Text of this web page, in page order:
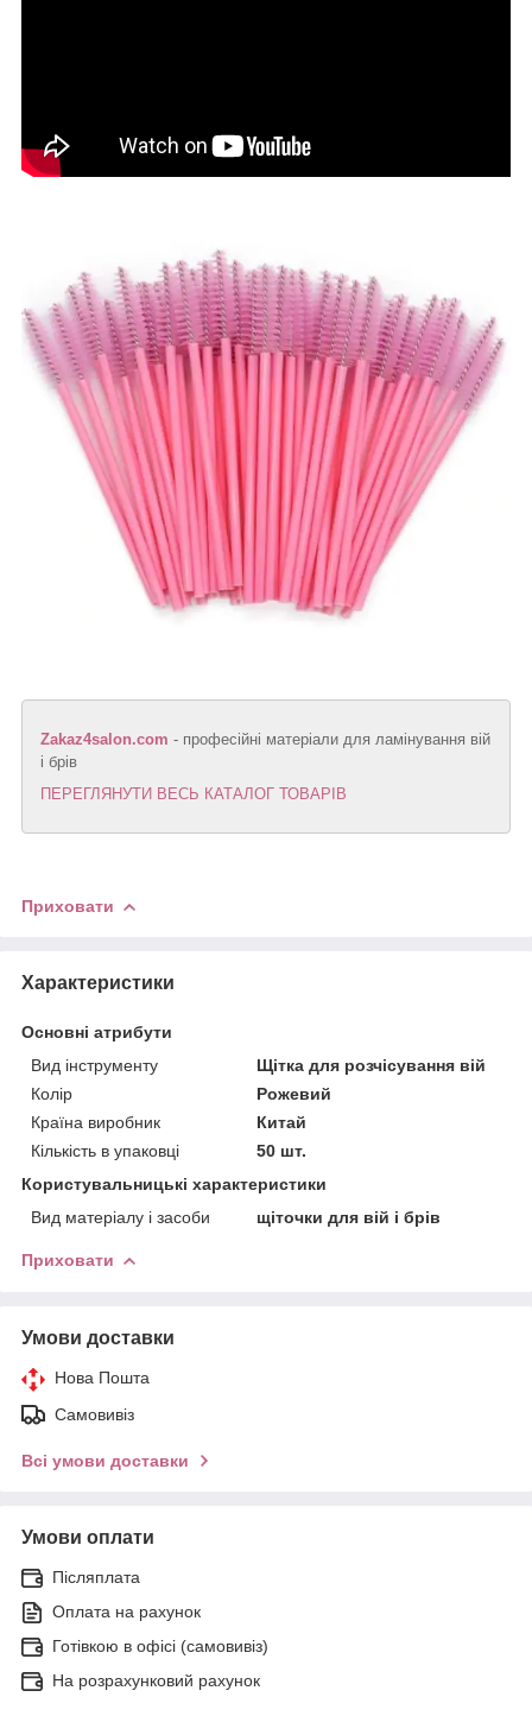
Zakaz4salon.com - професійні матеріали для ламінування вій
і брів
ПЕРЕГЛЯНУТИ ВЕСЬ КАТАЛОГ ТОВАРІВ
Приховати
Характеристики
Основні атрибути
Вид інструменту
Щітка для розчісування вій
Колір
Рожевий
Країна виробник
Китай
Кількість в упаковці
50 шт.
Користувальницькі характеристики
Вид матеріалу і засоби
щіточки для вій і брів
Приховати
Умови доставки
Нова Пошта
Самовивіз
Всі умови доставки
Умови оплати
Післяплата
Оплата на рахунок
Готівкою в офісі (самовивіз)
На розрахунковий рахунок